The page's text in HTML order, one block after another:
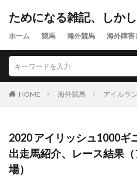
ためになる雑記、しか
ホーム 競馬 海外競馬 海外障害
HOME 海外競馬 アイルラ
2020 アイリッシュ1000ギ
出走馬紹介、レース結果
場）